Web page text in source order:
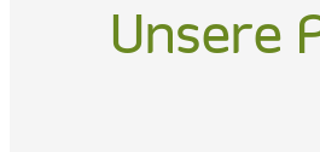
Unsere